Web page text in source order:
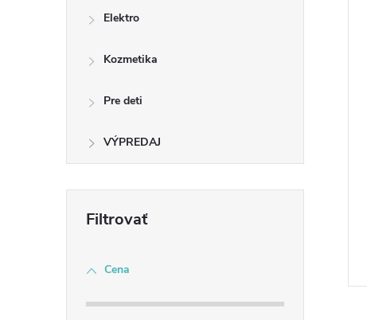
Elektro
Kozmetika
Pre deti
VÝPREDAJ
Cena
t
k